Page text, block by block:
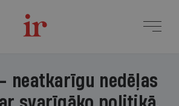
neatkarīgu nedēļas